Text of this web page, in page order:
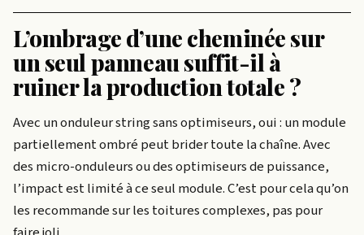
L’ombrage d’une cheminée sur
un seul panneau suffit-il à
ruiner la production totale ?
Avec un onduleur string sans optimiseurs, oui : un module
partiellement ombré peut brider toute la chaîne. Avec
des micro-onduleurs ou des optimiseurs de puissance,
l’impact est limité à ce seul module. C’est pour cela qu’on
les recommande sur les toitures complexes, pas pour